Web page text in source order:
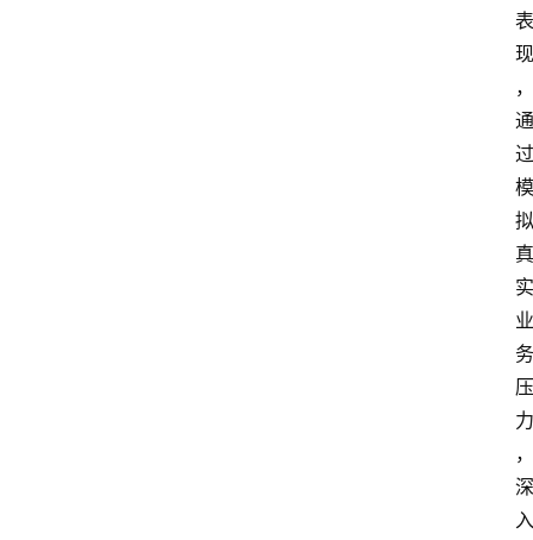
表
现
，
通
过
模
拟
真
实
业
务
压
力
，
深
入